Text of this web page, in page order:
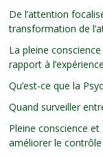
De l’attention
transformation de
La pleine
rapport à l’expérience
Qu’est-ce que la
Quand surveiller
Pleine conscience
améliorer le contrôle